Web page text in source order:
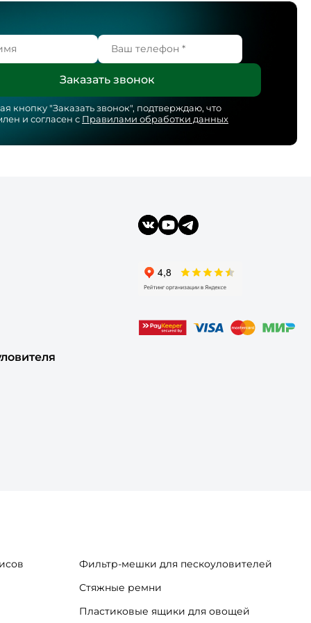
кнопку "Заказать звонок", подтверждаю, что
и согласен с Правилами обработки данных
Фильтр-мешки для пескоуловителей
Стяжные ремни
Пластиковые ящики для овощей